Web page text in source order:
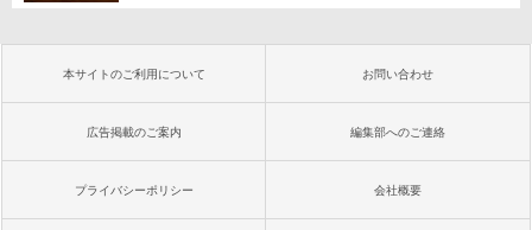
本サイトのご利用について お問い合わせ
広告掲載のご案内 編集部へのご連絡
プライバシーポリシー 会社概要